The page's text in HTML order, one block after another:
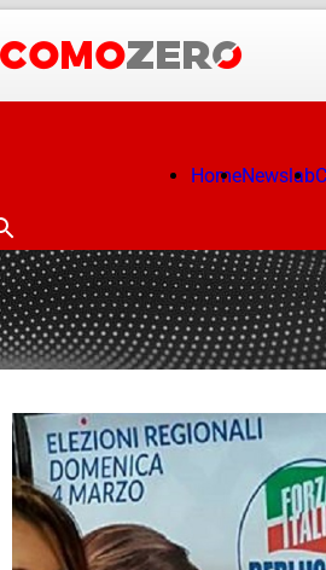
HomeNewslab